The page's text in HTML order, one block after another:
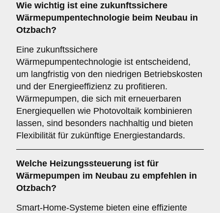
Wie wichtig ist eine zukunftssichere
Wärmepumpentechnologie beim Neubau in
Otzbach?
Eine zukunftssichere
Wärmepumpentechnologie ist entscheidend,
um langfristig von den niedrigen Betriebskosten
und der Energieeffizienz zu profitieren.
Wärmepumpen, die sich mit erneuerbaren
Energiequellen wie Photovoltaik kombinieren
lassen, sind besonders nachhaltig und bieten
Flexibilität für zukünftige Energiestandards.
Welche Heizungssteuerung ist für
Wärmepumpen im Neubau zu empfehlen in
Otzbach?
Smart-Home-Systeme bieten eine effiziente